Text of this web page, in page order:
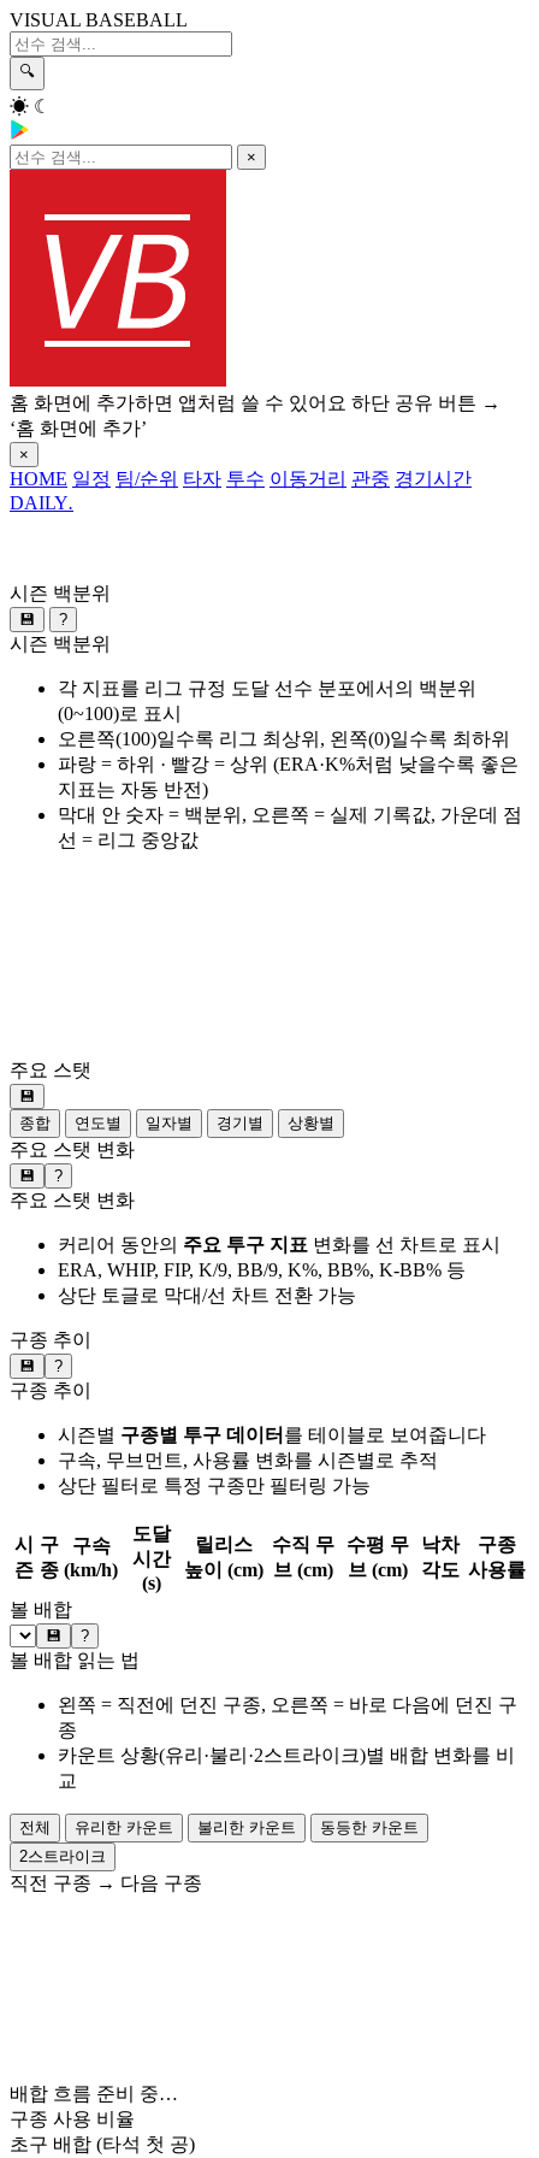
VISUAL BASEBALL
🔍
☀ ☾
×
홈 화면에 추가하면 앱처럼 쓸 수 있어요 하단 공유 버튼 →
‘홈 화면에 추가’
×
HOME 일정 팀/순위 타자 투수 이동거리 관중 경기시간
DAILY.
시즌 백분위
💾 ?
시즌 백분위
각 지표를 리그 규정 도달 선수 분포에서의 백분위
(0~100)로 표시
오른쪽(100)일수록 리그 최상위, 왼쪽(0)일수록 최하위
파랑 = 하위 · 빨강 = 상위 (ERA·K%처럼 낮을수록 좋은
지표는 자동 반전)
막대 안 숫자 = 백분위, 오른쪽 = 실제 기록값, 가운데 점
선 = 리그 중앙값
주요 스탯
💾
종합
연도별 일자별 경기별 상황별
주요 스탯 변화
💾 ?
주요 스탯 변화
커리어 동안의 주요 투구 지표 변화를 선 차트로 표시
ERA, WHIP, FIP, K/9, BB/9, K%, BB%, K-BB% 등
상단 토글로 막대/선 차트 전환 가능
구종 추이
💾 ?
구종 추이
시즌별 구종별 투구 데이터 를 테이블로 보여줍니다
구속, 무브먼트, 사용률 변화를 시즌별로 추적
상단 필터로 특정 구종만 필터링 가능
시
즌
구
종
구속
(km/h)
도달
시간
(s)
릴리스
높이 (cm)
수직 무
브 (cm)
수평 무
브 (cm)
낙차
각도
구종
사용률
볼 배합
💾 ?
볼 배합 읽는 법
왼쪽 = 직전에 던진 구종, 오른쪽 = 바로 다음에 던진 구
종
카운트 상황(유리·불리·2스트라이크)별 배합 변화를 비
교
전체 유리한 카운트 불리한 카운트
동등한 카운트
2스트라이크
직전 구종 → 다음 구종
배합 흐름 준비 중…
구종 사용 비율
초구 배합 (타석 첫 공)